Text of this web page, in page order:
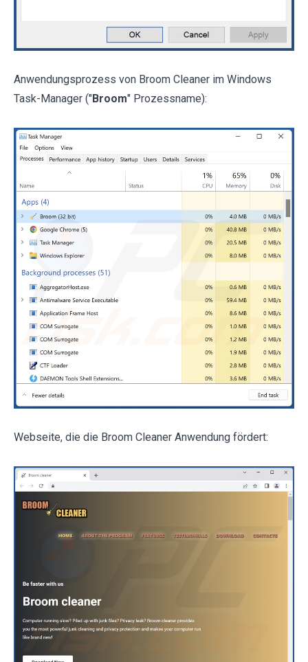
Anwendungsprozess von Broom Cleaner im Windows
Task-Manager ("Broom" Prozessname):
Webseite, die die Broom Cleaner Anwendung fördert: